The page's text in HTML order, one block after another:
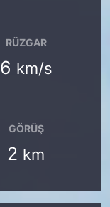
RÜZGAR
6 km/s
GÖRÜŞ
2 km